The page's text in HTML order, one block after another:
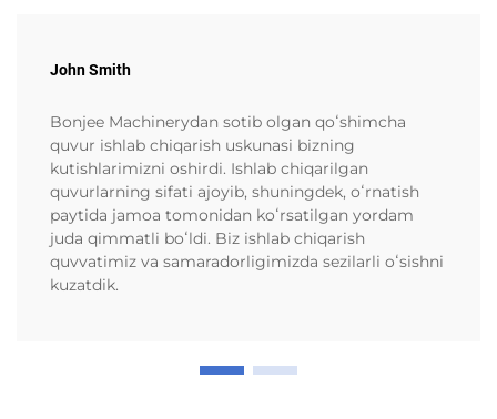
John Smith
Bonjee Machinerydan sotib olgan qoʻshimcha
quvur ishlab chiqarish uskunasi bizning
kutishlarimizni oshirdi. Ishlab chiqarilgan
quvurlarning sifati ajoyib, shuningdek, oʻrnatish
paytida jamoa tomonidan koʻrsatilgan yordam
juda qimmatli boʻldi. Biz ishlab chiqarish
quvvatimiz va samaradorligimizda sezilarli oʻsishni
kuzatdik.